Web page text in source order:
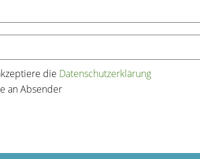
die Datenschutz­erklärung
an Absender